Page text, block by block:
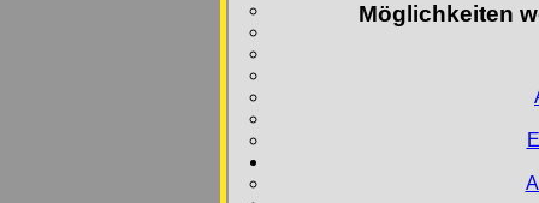
Möglichkeiten